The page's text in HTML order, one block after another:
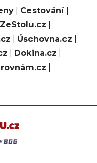
Cestování|
ZeStolu.cz
Úschovna.cz
Dokina.cz